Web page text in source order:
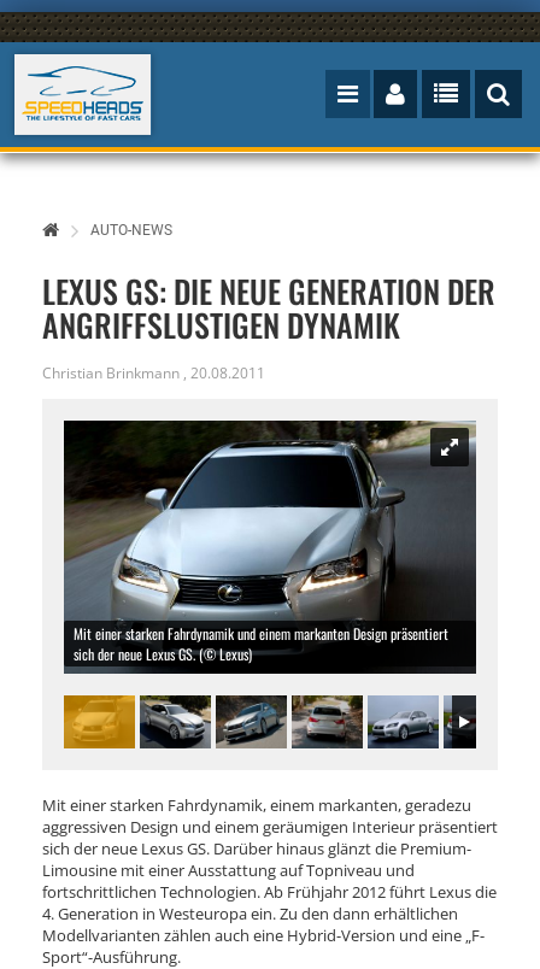
AUTO-NEWS
LEXUS GS: DIE NEUE GENERATION DER
ANGRIFFSLUSTIGEN DYNAMIK
Christian Brinkmann , 20.08.2011
Mit einer starken Fahrdynamik und einem markanten Design präsentiert
sich der neue Lexus GS. (© Lexus)
Mit einer starken Fahrdynamik, einem markanten, geradezu
aggressiven Design und einem geräumigen Interieur präsentiert
sich der neue Lexus GS. Darüber hinaus glänzt die Premium-
Limousine mit einer Ausstattung auf Topniveau und
fortschrittlichen Technologien. Ab Frühjahr 2012 führt Lexus die
4. Generation in Westeuropa ein. Zu den dann erhältlichen
Modellvarianten zählen auch eine Hybrid-Version und eine „F-
Sport“-Ausführung.